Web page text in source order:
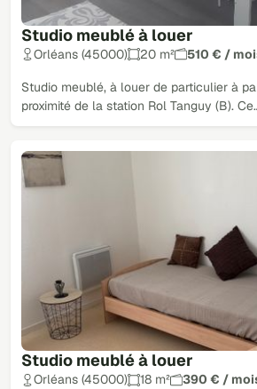
Studio meublé à louer
Orléans (45000) 20 m² 510 € /
Studio meublé, à louer de particulier à
proximité de la station Rol Tanguy (B).
Studio meublé à louer
Orléans (45000) 18 m² 390 € /